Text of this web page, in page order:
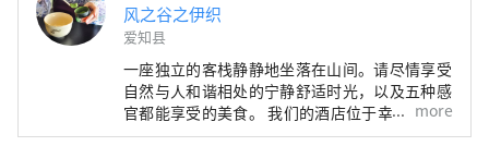
风之谷之伊织
爱知县
一座独立的客栈静静地坐落在山间。请尽情享受
自然与人和谐相处的宁静舒适时光，以及五种感
官都能享受的美食。 我们的酒店位于幸田町，
靠近冈崎市和蒲郡市，非常适合观光。
more